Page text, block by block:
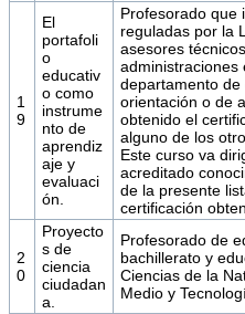
1
9
El
portafoli
o
educativ
o como
instrume
nto de
aprendiz
aje y
evaluaci
ón.
Profesorado que
reguladas por la
asesores
administraciones
departamento
orientación o de
obtenido el
alguno de los
Este curso va
acreditado
de la presente
certificación
2
0
Proyecto
s de
ciencia
ciudadan
a.
Profesorado de
bachillerato y
Ciencias de la
Medio y